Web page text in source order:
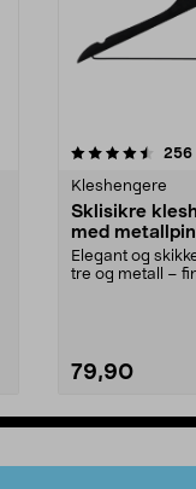
256
Kleshengere
Sklisikre
med
Elegant og
tre og metall –
79,90
4.5av